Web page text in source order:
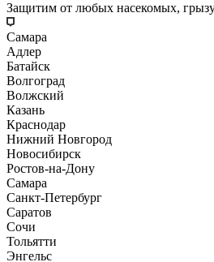
Защитим от любых насекомых,
Самара
Адлер
Батайск
Волгоград
Волжский
Казань
Краснодар
Нижний Новгород
Новосибирск
Ростов-на-Дону
Самара
Санкт-Петербург
Саратов
Сочи
Тольятти
Энгельс